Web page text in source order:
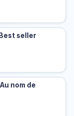
Best seller
nom de